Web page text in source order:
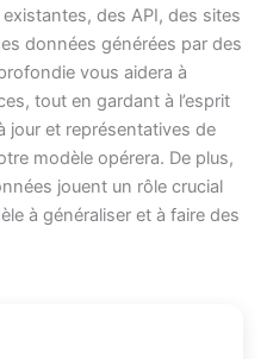
des API, des sites
données générées par des
vous aidera à
tout en gardant à l’esprit
jour et représentatives de
modèle opérera. De plus,
jouent un rôle crucial
à généraliser et à faire des